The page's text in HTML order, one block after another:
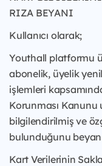
RIZA BEYANI
Kullanıcı olarak;
Youthall platformu
abonelik, üyelik
işlemleri
Korunması Kanunu
bilgilendirilmiş ve
bulunduğunu
Kart Verilerinin